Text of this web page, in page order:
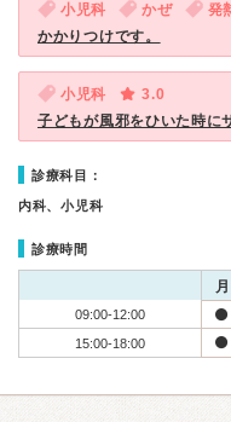
小児科 かぜ 発
かかりつけです。
小児科
3.0
子どもが風邪をひいた時に
診療科目：
内科、小児科
診療時間
月
09:00-12:00
15:00-18:00